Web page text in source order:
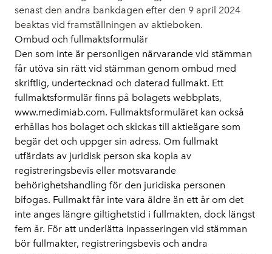
senast den andra bankdagen efter den 9 april 2024
beaktas vid framställningen av aktieboken.
Ombud och fullmaktsformulär
Den som inte är personligen närvarande vid stämman
får utöva sin rätt vid stämman genom ombud med
skriftlig, undertecknad och daterad fullmakt. Ett
fullmaktsformulär finns på bolagets webbplats,
www.medimiab.com. Fullmaktsformuläret kan också
erhållas hos bolaget och skickas till aktieägare som
begär det och uppger sin adress. Om fullmakt
utfärdats av juridisk person ska kopia av
registreringsbevis eller motsvarande
behörighetshandling för den juridiska personen
bifogas. Fullmakt får inte vara äldre än ett år om det
inte anges längre giltighetstid i fullmakten, dock längst
fem år. För att underlätta inpasseringen vid stämman
bör fullmakter, registreringsbevis och andra